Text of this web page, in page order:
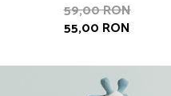
Roxana Bucur
59,00 RON
55,00 RON